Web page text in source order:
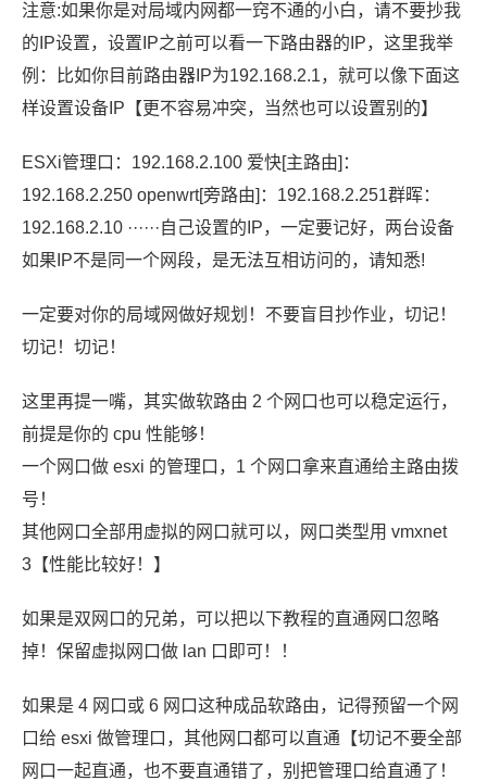
注意:如果你是对局域内网都一窍不通的小白，请不要抄我
的IP设置，设置IP之前可以看一下路由器的IP，这里我举
例：比如你目前路由器IP为192.168.2.1，就可以像下面这
样设置设备IP【更不容易冲突，当然也可以设置别的】
ESXi管理口：192.168.2.100 爱快[主路由]：
192.168.2.250 openwrt[旁路由]：192.168.2.251群晖：
192.168.2.10 ······自己设置的IP，一定要记好，两台设备
如果IP不是同一个网段，是无法互相访问的，请知悉!
一定要对你的局域网做好规划！不要盲目抄作业，切记！
切记！切记！
这里再提一嘴，其实做软路由 2 个网口也可以稳定运行，
前提是你的 cpu 性能够！
一个网口做 esxi 的管理口，1 个网口拿来直通给主路由拨
号！
其他网口全部用虚拟的网口就可以，网口类型用 vmxnet
3【性能比较好！】
如果是双网口的兄弟，可以把以下教程的直通网口忽略
掉！保留虚拟网口做 lan 口即可！！
如果是 4 网口或 6 网口这种成品软路由，记得预留一个网
口给 esxi 做管理口，其他网口都可以直通【切记不要全部
网口一起直通，也不要直通错了，别把管理口给直通了！